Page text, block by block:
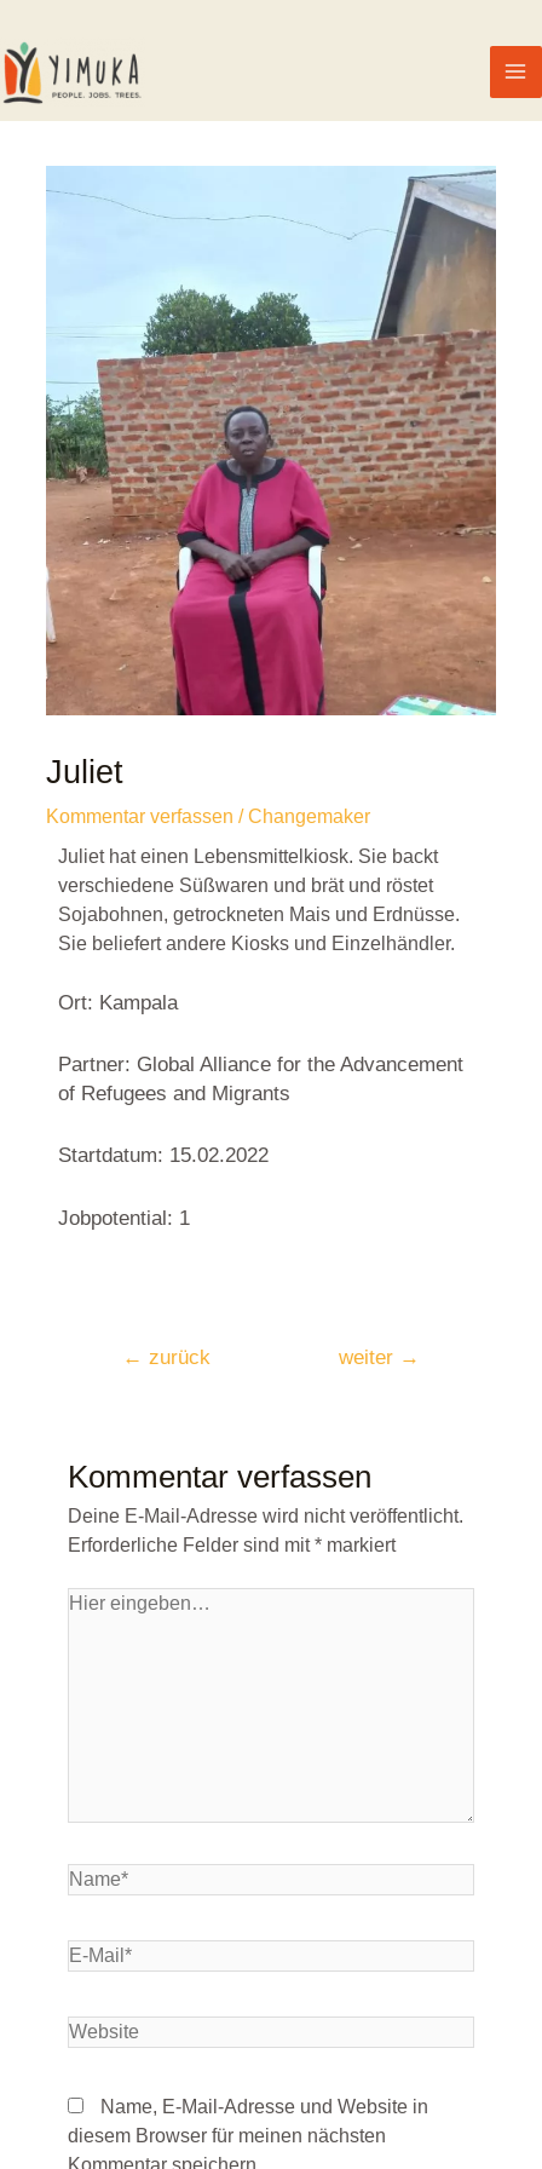
Juliet
Kommentar verfassen /Changemaker
Juliet hat einen Lebensmittelkiosk. Sie backt
verschiedene Süßwaren und brät und röstet
Sojabohnen, getrockneten Mais und Erdnüsse.
Sie beliefert andere Kiosks und Einzelhändler.
Ort: Kampala
Partner: Global Alliance for the Advancement
of Refugees and Migrants
Startdatum: 15.02.2022
Jobpotential: 1
← zurück weiter →
Kommentar verfassen
Deine E-Mail-Adresse wird nicht veröffentlicht.
Erforderliche Felder sind mit*markiert
Name, E-Mail-Adresse und Website in
diesem Browser für meinen nächsten
Kommentar speichern.